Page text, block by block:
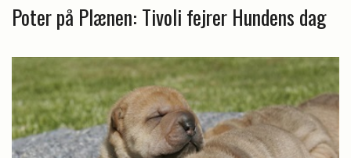
Poter på Plænen: Tivoli fejrer Hundens dag